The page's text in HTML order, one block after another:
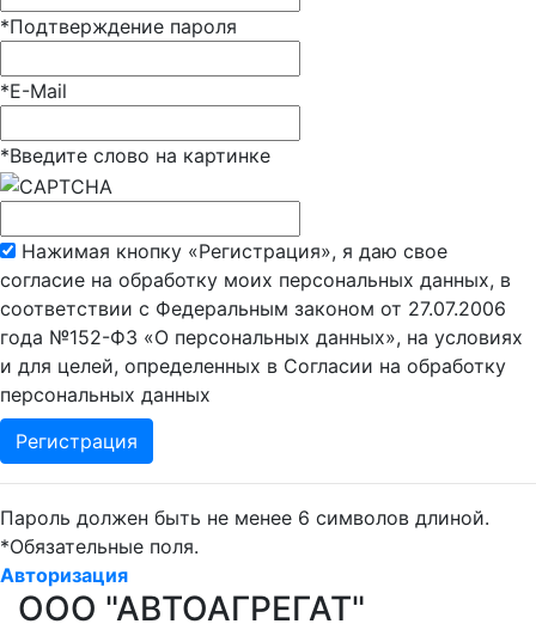
*Подтверждение пароля
*E-Mail
*Введите слово на картинке
Нажимая кнопку «Регистрация», я даю свое
согласие на обработку моих персональных данных, в
соответствии с Федеральным законом от 27.07.2006
года №152-ФЗ «О персональных данных», на условиях
и для целей, определенных в Согласии на обработку
персональных данных
Пароль должен быть не менее 6 символов длиной.
*Обязательные поля.
Авторизация
ООО "АВТОАГРЕГАТ"